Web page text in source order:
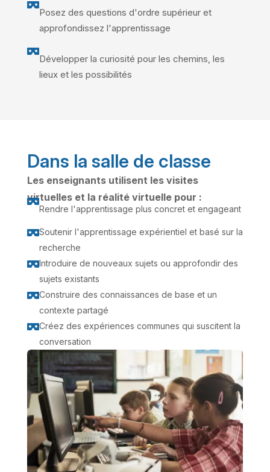

Posez des questions d'ordre supérieur et
approfondissez l'apprentissage

Développer la curiosité pour les chemins, les
lieux et les possibilités
Dans la salle de classe
Les enseignants utilisent les visites
virtuelles et la réalité virtuelle pour :

Rendre l'apprentissage plus concret et engageant
Soutenir l'apprentissage expérientiel et basé sur la
recherche
Introduire de nouveaux sujets ou approfondir des
sujets existants
Construire des connaissances de base et un
contexte partagé
Créez des expériences communes qui suscitent la
conversation